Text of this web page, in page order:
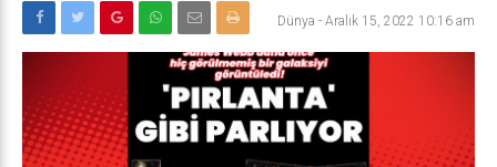
Dünya - Aralık 15, 2022 10:16 am